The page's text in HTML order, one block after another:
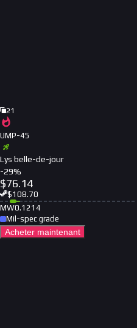
21
UMP-45
Lys belle-de-jour
-29%
$76.14
$108.70
MW0.1214
Mil-spec grade
Acheter maintenant